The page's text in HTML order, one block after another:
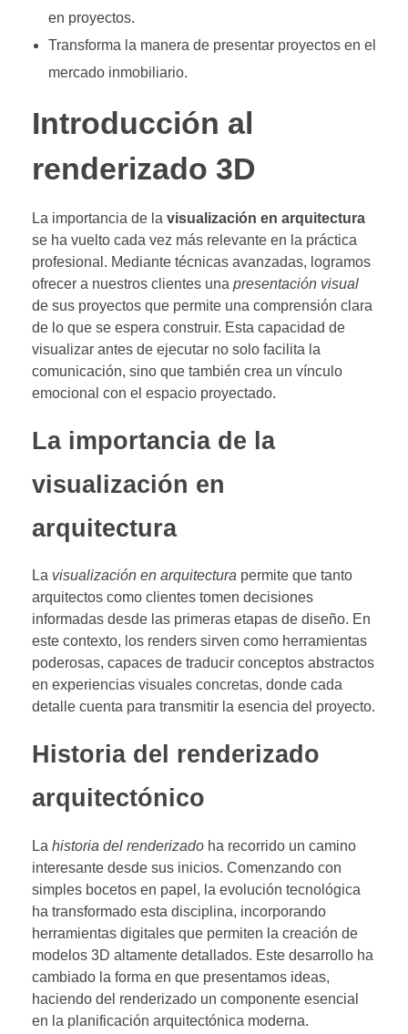
en proyectos.
Transforma la manera de presentar proyectos en el
mercado inmobiliario.
Introducción al
renderizado 3D
La importancia de la visualización en arquitectura
se ha vuelto cada vez más relevante en la práctica
profesional. Mediante técnicas avanzadas, logramos
ofrecer a nuestros clientes una presentación visual
de sus proyectos que permite una comprensión clara
de lo que se espera construir. Esta capacidad de
visualizar antes de ejecutar no solo facilita la
comunicación, sino que también crea un vínculo
emocional con el espacio proyectado.
La importancia de la
visualización en
arquitectura
La visualización en arquitectura permite que tanto
arquitectos como clientes tomen decisiones
informadas desde las primeras etapas de diseño. En
este contexto, los renders sirven como herramientas
poderosas, capaces de traducir conceptos abstractos
en experiencias visuales concretas, donde cada
detalle cuenta para transmitir la esencia del proyecto.
Historia del renderizado
arquitectónico
La historia del renderizado ha recorrido un camino
interesante desde sus inicios. Comenzando con
simples bocetos en papel, la evolución tecnológica
ha transformado esta disciplina, incorporando
herramientas digitales que permiten la creación de
modelos 3D altamente detallados. Este desarrollo ha
cambiado la forma en que presentamos ideas,
haciendo del renderizado un componente esencial
en la planificación arquitectónica moderna.